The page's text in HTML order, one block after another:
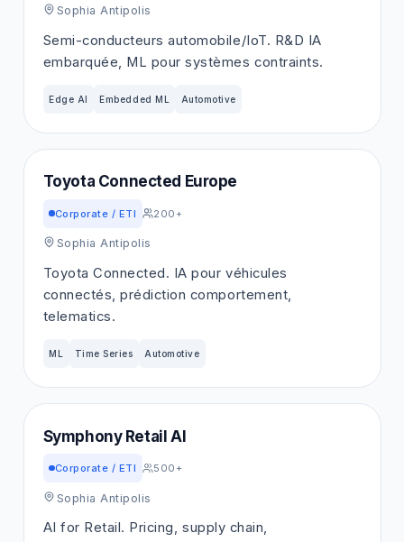
Sophia Antipolis
Semi-conducteurs automobile/IoT. R&D IA
embarquée, ML pour systèmes contraints.
Edge AI Embedded ML Automotive
Toyota Connected Europe
Corporate / ETI 200+
Sophia Antipolis
Toyota Connected. IA pour véhicules
connectés, prédiction comportement,
telematics.
ML Time Series Automotive
Symphony Retail AI
Corporate / ETI 500+
Sophia Antipolis
AI for Retail. Pricing, supply chain,